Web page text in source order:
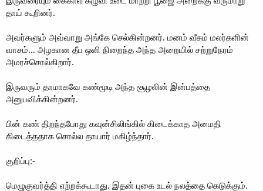
தாய் கூறினர்.
அவர்களும் அவ்வாறு அங்கே செல்கின்றனர். மனம் வீசும் மலர்களின்
வாசம்… அழகான தீப ஒளி நிறைந்த அந்த அறையில் சற்றுநேரம்
அமரச்சொல்கிறார்.
இருவரும் தாமாகவே கண்மூடி அந்த சூழலின் இன்பத்தை
அனுபவிக்கின்றனர்.
பின் கண் திறந்தபோது கவுன்சிலிங்கில் கிடைக்காத அமைதி
கிடைத்ததாக சொல்ல தாயார் மகிழ்ந்தார்.
குறிப்பு:-
மெழுகுவர்த்தி எற்றக்கூடாது. இதன் புகை உடல் நலத்தை கெடுக்கும்.